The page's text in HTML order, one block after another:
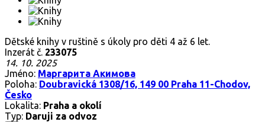
Dětské knihy v ruštině s úkoly pro děti 4 až 6 let.
Inzerát č. 233075
14. 10. 2025
Jméno: Маргарита Акимова
Poloha: Doubravická 1308/16, 149 00 Praha 11-Chodov,
Česko
Lokalita: Praha a okolí
Typ: Daruji za odvoz